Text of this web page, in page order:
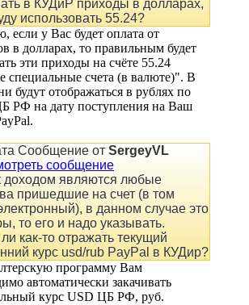
в КУДиР приходы в долларах,
использовать 55.24?
если у Вас будет оплата от
в долларах, то правильным будет
эти приходы на счёте 55.24
специальные счета (в валюте)". В
будут отображаться в рублях по
РФ на дату поступления на Ваш
Сообщение от SergeyVL
доходом являются любые
пришедшие на счет (в том
в данном случае это
то его и надо указывать.
как-то отражать текущий
курс usd/rub PayPal в КУДир?
программу Вам
автоматически закачивать
курс USD ЦБ РФ, руб.